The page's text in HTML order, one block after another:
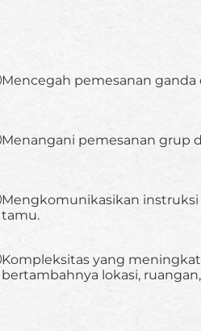
Mencegah pemesanan
Menangani pemesanan grup
Mengkomunikasikan
tamu.
Kompleksitas yang
bertambahnya lokasi,